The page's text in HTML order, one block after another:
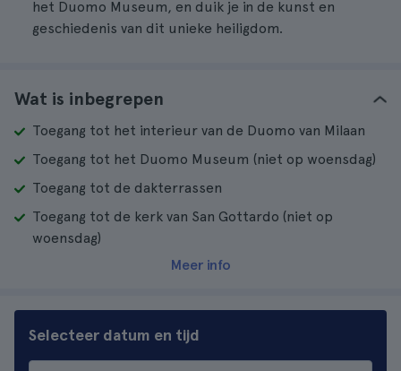
het Duomo Museum, en duik je in de kunst en
geschiedenis van dit unieke heiligdom.
Wat is inbegrepen
Toegang tot het interieur van de Duomo van Milaan
Toegang tot het Duomo Museum (niet op woensdag)
Toegang tot de dakterrassen
Toegang tot de kerk van San Gottardo (niet op
woensdag)
Meer info
Selecteer datum en tijd